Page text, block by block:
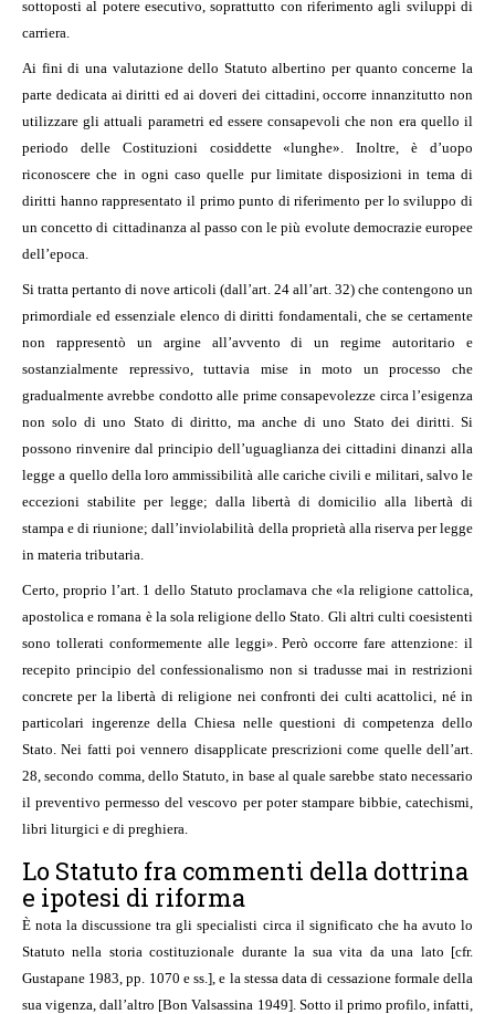
sottoposti al potere esecutivo, soprattutto con riferimento agli sviluppi di
carriera.
Ai fini di una valutazione dello Statuto albertino per quanto concerne la
parte dedicata ai diritti ed ai doveri dei cittadini, occorre innanzitutto non
utilizzare gli attuali parametri ed essere consapevoli che non era quello il
periodo delle Costituzioni cosiddette «lunghe». Inoltre, è d’uopo
riconoscere che in ogni caso quelle pur limitate disposizioni in tema di
diritti hanno rappresentato il primo punto di riferimento per lo sviluppo di
un concetto di cittadinanza al passo con le più evolute democrazie europee
dell’epoca.
Si tratta pertanto di nove articoli (dall’art. 24 all’art. 32) che contengono un
primordiale ed essenziale elenco di diritti fondamentali, che se certamente
non rappresentò un argine all’avvento di un regime autoritario e
sostanzialmente repressivo, tuttavia mise in moto un processo che
gradualmente avrebbe condotto alle prime consapevolezze circa l’esigenza
non solo di uno Stato di diritto, ma anche di uno Stato dei diritti. Si
possono rinvenire dal principio dell’uguaglianza dei cittadini dinanzi alla
legge a quello della loro ammissibilità alle cariche civili e militari, salvo le
eccezioni stabilite per legge; dalla libertà di domicilio alla libertà di
stampa e di riunione; dall’inviolabilità della proprietà alla riserva per legge
in materia tributaria.
Certo, proprio l’art. 1 dello Statuto proclamava che «la religione cattolica,
apostolica e romana è la sola religione dello Stato. Gli altri culti coesistenti
sono tollerati conformemente alle leggi». Però occorre fare attenzione: il
recepito principio del confessionalismo non si tradusse mai in restrizioni
concrete per la libertà di religione nei confronti dei culti acattolici, né in
particolari ingerenze della Chiesa nelle questioni di competenza dello
Stato. Nei fatti poi vennero disapplicate prescrizioni come quelle dell’art.
28, secondo comma, dello Statuto, in base al quale sarebbe stato necessario
il preventivo permesso del vescovo per poter stampare bibbie, catechismi,
libri liturgici e di preghiera.
Lo Statuto fra commenti della dottrina
e ipotesi di riforma
È nota la discussione tra gli specialisti circa il significato che ha avuto lo
Statuto nella storia costituzionale durante la sua vita da una lato [cfr.
Gustapane 1983, pp. 1070 e ss.], e la stessa data di cessazione formale della
sua vigenza, dall’altro [Bon Valsassina 1949]. Sotto il primo profilo, infatti,